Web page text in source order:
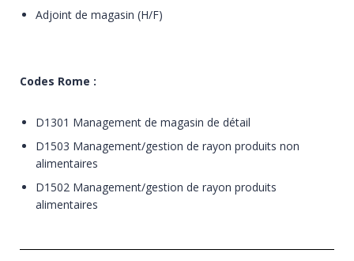
Adjoint de magasin (H/F)
Codes Rome :
D1301 Management de magasin de détail
D1503 Management/gestion de rayon produits non
alimentaires
D1502 Management/gestion de rayon produits
alimentaires